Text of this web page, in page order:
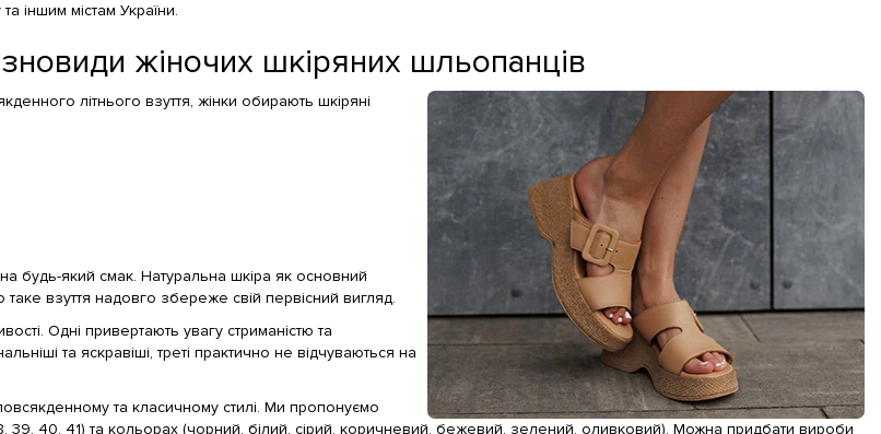
іншим містам України.
жіночих шкіряних шльопанців
літнього взуття, жінки обирають шкіряні
будь-який смак. Натуральна шкіра як основний
взуття надовго збереже свій первісний вигляд.
Одні привертають увагу стриманістю та
та яскравіші, треті практично не відчуваються на
та класичному стилі. Ми пропонуємо
39, 40, 41) та кольорах (чорний, білий, сірий, коричневий, бежевий, зелений, оливковий). Можна придбати вироби